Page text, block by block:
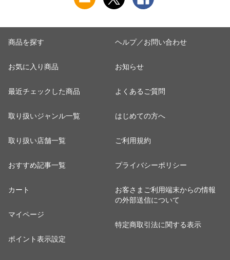
ん 柄】 メリーシ
ッチン 調理器具
やかん】
商品を探す
お気に入り商品
最近チェックした商品
取り扱いジャンル一覧
取り扱い店舗一覧
おすすめ記事一覧
カート
マイページ
ポイント表示設定
ヘルプ／お問い合わせ
お知らせ
よくあるご質問
はじめての方へ
ご利用規約
プライバシーポリシー
お客さまご利用端末からの情報
の外部送信について
特定商取引法に関する表示